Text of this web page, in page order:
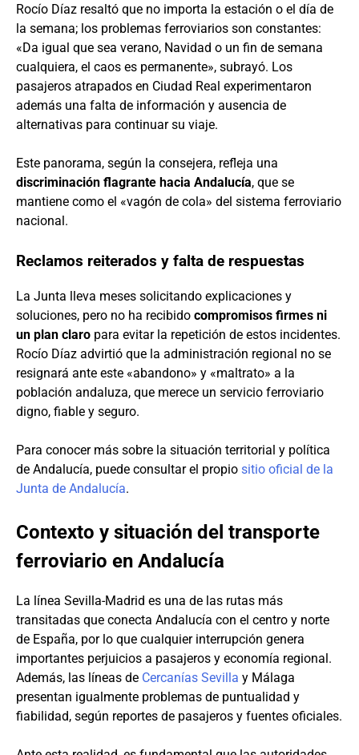
Rocío Díaz resaltó que no importa la estación o el día de
la semana; los problemas ferroviarios son constantes:
«Da igual que sea verano, Navidad o un fin de semana
cualquiera, el caos es permanente», subrayó. Los
pasajeros atrapados en Ciudad Real experimentaron
además una falta de información y ausencia de
alternativas para continuar su viaje.
Este panorama, según la consejera, refleja una
discriminación flagrante hacia Andalucía, que se
mantiene como el «vagón de cola» del sistema ferroviario
nacional.
Reclamos reiterados y falta de respuestas
La Junta lleva meses solicitando explicaciones y
soluciones, pero no ha recibido compromisos firmes ni
un plan claro para evitar la repetición de estos incidentes.
Rocío Díaz advirtió que la administración regional no se
resignará ante este «abandono» y «maltrato» a la
población andaluza, que merece un servicio ferroviario
digno, fiable y seguro.
Para conocer más sobre la situación territorial y política
de Andalucía, puede consultar el propio sitio oficial de la
Junta de Andalucía.
Contexto y situación del transporte
ferroviario en Andalucía
La línea Sevilla-Madrid es una de las rutas más
transitadas que conecta Andalucía con el centro y norte
de España, por lo que cualquier interrupción genera
importantes perjuicios a pasajeros y economía regional.
Además, las líneas de Cercanías Sevilla y Málaga
presentan igualmente problemas de puntualidad y
fiabilidad, según reportes de pasajeros y fuentes oficiales.